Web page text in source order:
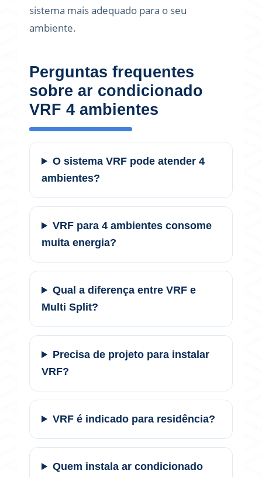
sistema mais adequado para o seu
ambiente.
Perguntas frequentes
sobre ar condicionado
VRF 4 ambientes
O sistema VRF pode atender 4
ambientes?
VRF para 4 ambientes consome
muita energia?
Qual a diferença entre VRF e
Multi Split?
Precisa de projeto para instalar
VRF?
VRF é indicado para residência?
Quem instala ar condicionado